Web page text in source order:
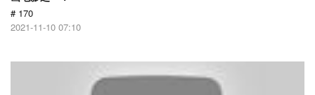
# 170
2021-11-10 07:10